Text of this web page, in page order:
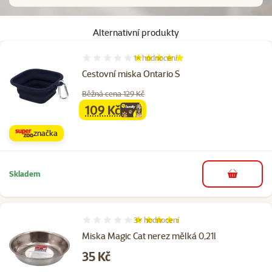
Alternativní produkty
Cestovní miska Ontario S
Hodnocení 100%, počet hodnocení: 1
1×hodnocení
Běžná cena 129 Kč
familycena
109 Kč
značka
Skladem do košíku
Miska Magic Cat nerez mělká 0,21l
Hodnocení 87%, počet hodnocení: 3
3× hodnocení
Cena
35 Kč